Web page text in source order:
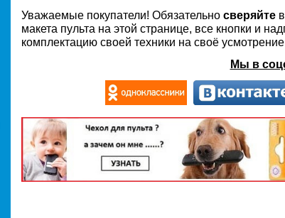
Уважаемые покупатели! Обязательно сверяйте
макета пульта на этой странице, все кнопки и
комплектацию своей техники на своё
Мы в